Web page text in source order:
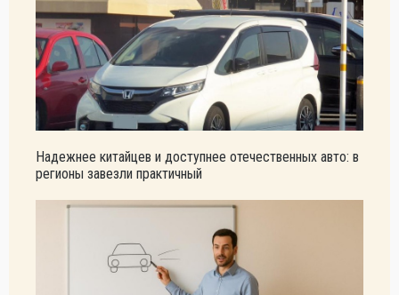
Надежнее китайцев и доступнее отечественных авто: в
регионы завезли практичный